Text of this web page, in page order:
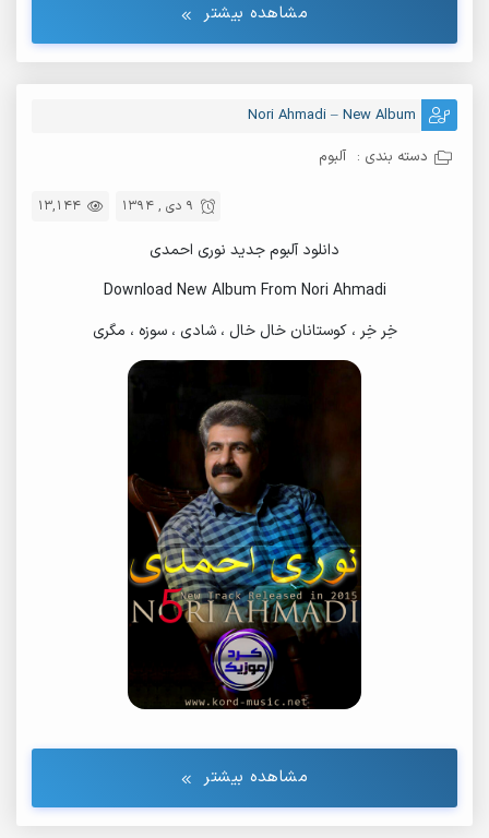
مشاهده بیشتر
Nori Ahmadi – New Album
دسته بندی : آلبوم
13,144 9 دی , 1394
دانلود آلبوم جدید نوری احمدی
Download New Album From Nori Ahmadi
خِر خِر ، کوستانان خال خال ، شادی ، سوزه ، مگری
مشاهده بیشتر